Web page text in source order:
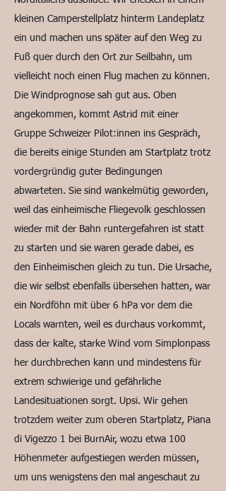
kleinen Camperstellplatz hinterm Landeplatz
ein und machen uns später auf den Weg zu
Fuß quer durch den Ort zur Seilbahn, um
vielleicht noch einen Flug machen zu können.
Die Windprognose sah gut aus. Oben
angekommen, kommt Astrid mit einer
Gruppe Schweizer Pilot:innen ins Gespräch,
die bereits einige Stunden am Startplatz trotz
vordergründig guter Bedingungen
abwarteten. Sie sind wankelmütig geworden,
weil das einheimische Fliegevolk geschlossen
wieder mit der Bahn runtergefahren ist statt
zu starten und sie waren gerade dabei, es
den Einheimischen gleich zu tun. Die Ursache,
die wir selbst ebenfalls übersehen hatten, war
ein Nordföhn mit über 6 hPa vor dem die
Locals warnten, weil es durchaus vorkommt,
dass der kalte, starke Wind vom Simplonpass
her durchbrechen kann und mindestens für
extrem schwierige und gefährliche
Landesituationen sorgt. Upsi. Wir gehen
trotzdem weiter zum oberen Startplatz, Piana
di Vigezzo 1 bei BurnAir, wozu etwa 100
Höhenmeter aufgestiegen werden müssen,
um uns wenigstens den mal angeschaut zu